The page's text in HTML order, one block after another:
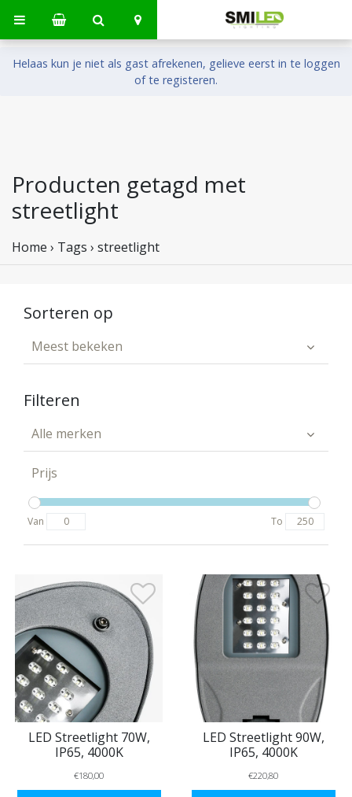
Helaas kun je niet als gast afrekenen, gelieve eerst in te loggen
of te registeren.
Producten getagd met
streetlight
Home › Tags › streetlight
Sorteren op
Meest bekeken
Filteren
Alle merken
Prijs
Van To
LED Streetlight 70W,
IP65, 4000K
€180,00
LED Streetlight 90W,
IP65, 4000K
€220,80